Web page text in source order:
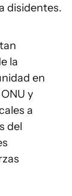
disidentes.
la
en
y
a
del